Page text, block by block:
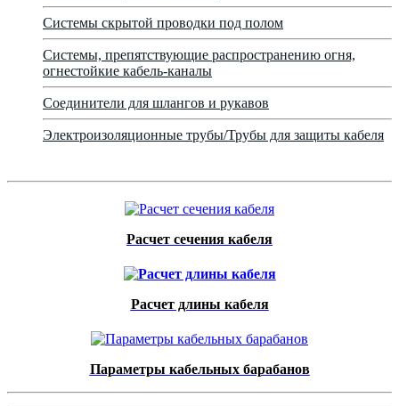
Системы скрытой проводки под полом
Системы, препятствующие распространению огня,
огнестойкие кабель-каналы
Соединители для шлангов и рукавов
Электроизоляционные трубы/Трубы для защиты кабеля
Расчет сечения кабеля
Расчет длины кабеля
Параметры кабельных барабанов